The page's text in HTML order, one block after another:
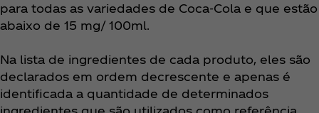
para todas as variedades de Coca‑Cola e que estão
abaixo de 15 mg/ 100ml.
Na lista de ingredientes de cada produto, eles são
declarados em ordem decrescente e apenas é
identificada a quantidade de determinados